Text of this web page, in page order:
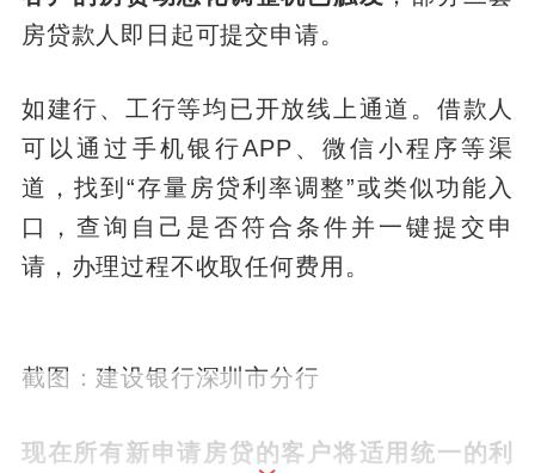
房贷款人即日起可提交申请。
如建行、工行等均已开放线上通道。借款人
可以通过手机银行APP、微信小程序等渠
道，找到“存量房贷利率调整”或类似功能入
口，查询自己是否符合条件并一键提交申
请，办理过程不收取任何费用。
截图：建设银行深圳市分行
现在所有新申请房贷的客户将适用统一的利